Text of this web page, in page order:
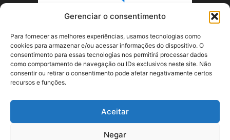
Gerenciar o consentimento
Para fornecer as melhores experiências, usamos tecnologias como
cookies para armazenar e/ou acessar informações do dispositivo. O
consentimento para essas tecnologias nos permitirá processar dados
como comportamento de navegação ou IDs exclusivos neste site. Não
consentir ou retirar o consentimento pode afetar negativamente certos
recursos e funções.
Aceitar
Negar
SIGA-NOS